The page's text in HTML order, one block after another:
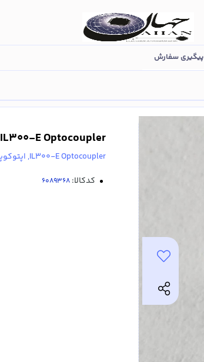
پیگیری سفارش
IL300-E Optocoupler
IL300-E Optocoupler, اپتوکوپلر 8 پایه اپتوکوپلر خطی (دمونتاژ شده)
کدکالا: